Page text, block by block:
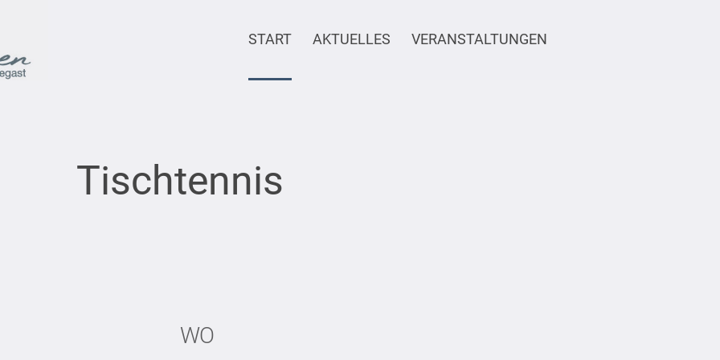
START AKTUELLES VERANSTALTUNGEN
Tischtennis
WO